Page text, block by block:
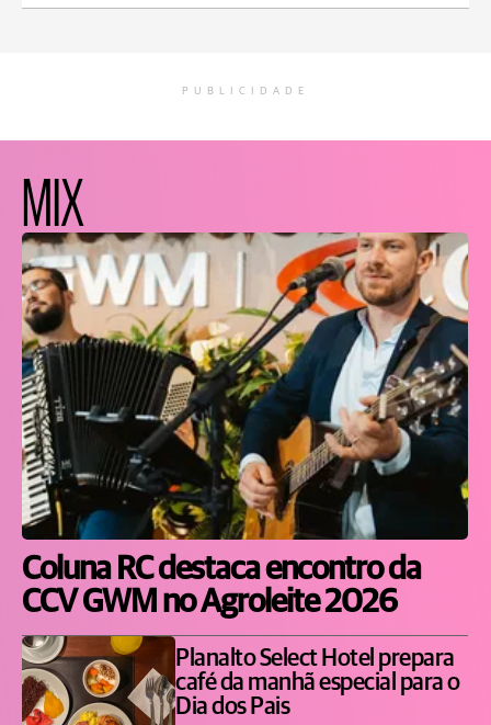
PUBLICIDADE
MIX
Coluna RC destaca encontro da
CCV GWM no Agroleite 2026
Planalto Select Hotel prepara
café da manhã especial para o
Dia dos Pais